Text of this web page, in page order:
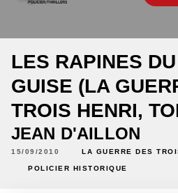
LES RAPINES
GUISE (LA
TROIS HENRI,
JEAN D'AILLON
15/09/2010 LA GUERRE DES
POLICIER HISTORIQUE